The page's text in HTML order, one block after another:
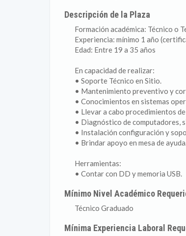
Descripción de la Plaza
Formación académica: Técnico o
Experiencia: mínimo 1 año
Edad: Entre 19 a 35 años
En capacidad de realizar:
• Soporte Técnico en Sitio.
• Mantenimiento preventivo y
• Conocimientos en sistemas
• Llevar a cabo procedimientos
• Diagnóstico de computadores,
• Instalación configuración y
• Brindar apoyo en mesa de
Herramientas:
• Contar con DD y memoria USB.
Mínimo Nivel Académico
Técnico Graduado
Mínima Experiencia Laboral